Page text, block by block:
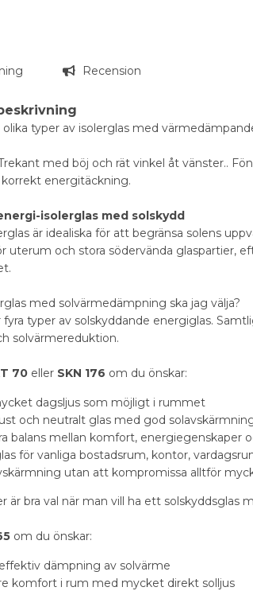
Recension
olika typer av isolerglas med
med böj och rät vinkel åt vänster..
korrekt energitäckning.
isolerglas med solskydd
är idealiska för att begränsa solens
uterum och stora södervända glaspartier,
med solvärmedämpning ska jag välja?
fyra typer av solskyddande energiglas.
solvärmereduktion.
70 eller SKN 176 om du önskar:
dagsljus som möjligt i rummet
och neutralt glas med god
balans mellan komfort, energiegenskaper
för vanliga bostadsrum, kontor,
utan att kompromissa alltför
är bra val när man vill ha ett
om du önskar:
dämpning av solvärme
komfort i rum med mycket direkt solljus